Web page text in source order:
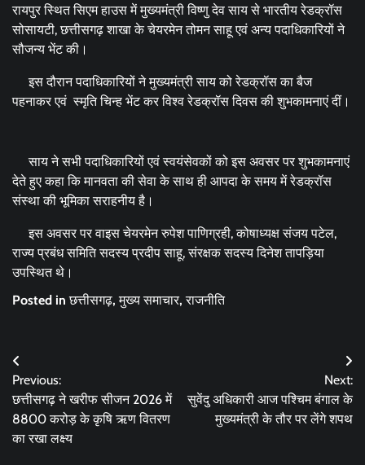
रायपुर स्थित सिएम हाउस में मुख्यमंत्री विष्णु देव साय से भारतीय रेडक्रॉस
सोसायटी, छत्तीसगढ़ शाखा के चेयरमेन तोमन साहू एवं अन्य पदाधिकारियों ने
सौजन्य भेंट की।
इस दौरान पदाधिकारियों ने मुख्यमंत्री साय को रेडक्रॉस का बैज
पहनाकर एवं स्मृति चिन्ह भेंट कर विश्व रेडक्रॉस दिवस की शुभकामनाएं दीं।
साय ने सभी पदाधिकारियों एवं स्वयंसेवकों को इस अवसर पर शुभकामनाएं
देते हुए कहा कि मानवता की सेवा के साथ ही आपदा के समय में रेडक्रॉस
संस्था की भूमिका सराहनीय है।
इस अवसर पर वाइस चेयरमेन रुपेश पाणिग्रही, कोषाध्यक्ष संजय पटेल,
राज्य प्रबंध समिति सदस्य प्रदीप साहू, संरक्षक सदस्य दिनेश तापड़िया
उपस्थित थे।
Posted inछत्तीसगढ़,मुख्य समाचार,राजनीति
Post
navigation
Previous:
छत्तीसगढ़ ने खरीफ सीजन 2026 में
8800 करोड़ के कृषि ऋण वितरण
का रखा लक्ष्य
Next:
सुवेंदु अधिकारी आज पश्चिम बंगाल के
मुख्यमंत्री के तौर पर लेंगे शपथ